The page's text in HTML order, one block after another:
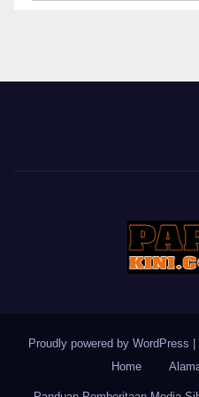
Proudly powered by WordPress
Home